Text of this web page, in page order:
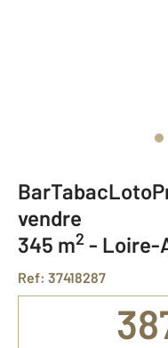
BarTabacLotoPressePMU à
vendre
345 m2 - Loire-
Ref: 37418287